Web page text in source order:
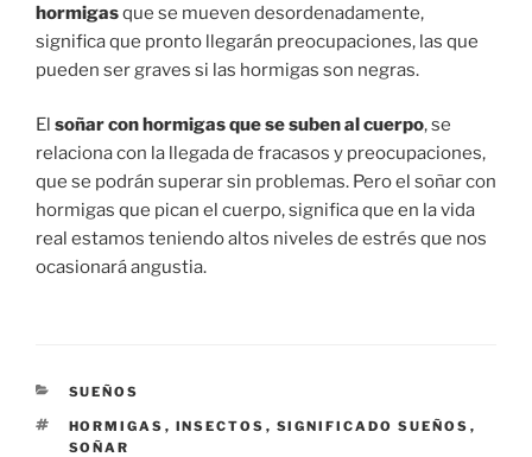
hormigasque se mueven desordenadamente,
significa que pronto llegarán preocupaciones, las que
pueden ser graves si las hormigas son negras.
El soñar con hormigas que se suben al cuerpo, se
relaciona con la llegada de fracasos y preocupaciones,
que se podrán superar sin problemas. Pero el soñar con
hormigas que pican el cuerpo, significa que en la vida
real estamos teniendo altos niveles de estrés que nos
ocasionará angustia.
CATEGORÍAS
SUEÑOS
ETIQUETAS
HORMIGAS , INSECTOS , SIGNIFICADO SUEÑOS ,
SOÑAR